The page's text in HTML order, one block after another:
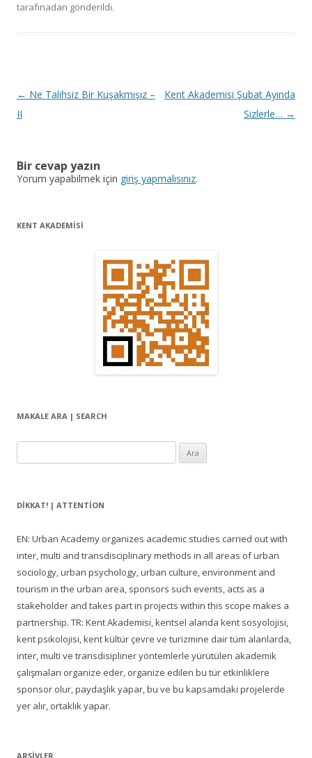
tarafınadan gönderildi.
Y
a
d
a
← Ne Talihsiz Bir Kuşakmışız –
II
Kent Akademisi Şubat Ayında
Sizlerle… →
Bir cevap yazın
Yorum yapabilmek için giriş yapmalısınız.
KENT AKADEMİSİ
MAKALE ARA | SEARCH
DIKKAT! | ATTENTION
EN: Urban Academy organizes academic studies carried out with
inter, multi and transdisciplinary methods in all areas of urban
sociology, urban psychology, urban culture, environment and
tourism in the urban area, sponsors such events, acts as a
stakeholder and takes part in projects within this scope makes a
partnership. TR: Kent Akademisi, kentsel alanda kent sosyolojisi,
kent psikolojisi, kent kültür çevre ve turizmine dair tüm alanlarda,
inter, multi ve transdisipliner yöntemlerle yürütülen akademik
çalışmaları organize eder, organize edilen bu tür etkinliklere
sponsor olur, paydaşlık yapar, bu ve bu kapsamdaki projelerde
yer alır, ortaklık yapar.
ARŞIVLER